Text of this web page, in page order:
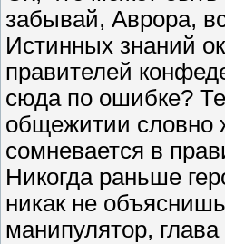
забывай, Аврора,
Истинных знаний
правителей
сюда по ошибке?
общежитии словно
сомневается в
Никогда раньше
никак не
манипулятор,